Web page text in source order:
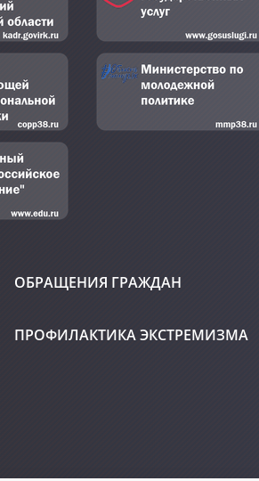
ОБРАЩЕНИЯ ГРАЖДАН
ПРОФИЛАКТИКА ЭКСТРЕМИЗМА